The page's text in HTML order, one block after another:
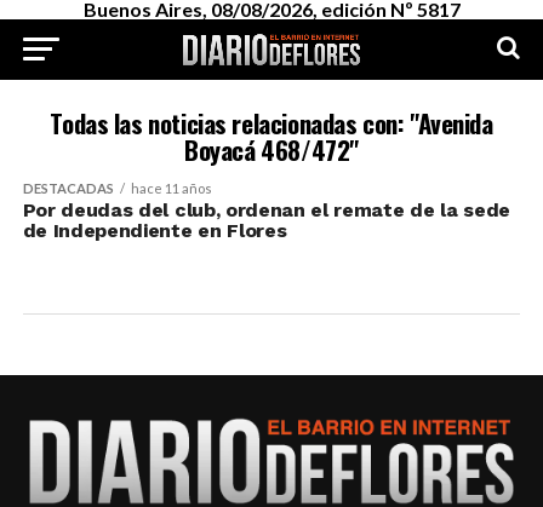
Buenos Aires, 08/08/2026, edición Nº 5817
Todas las noticias relacionadas con: "Avenida
Boyacá 468/472"
DESTACADAS hace 11 años
Por deudas del club, ordenan el remate de la sede
de Independiente en Flores